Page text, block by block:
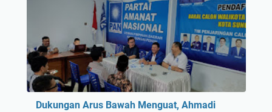
Dukungan Arus Bawah Menguat, Ahmadi